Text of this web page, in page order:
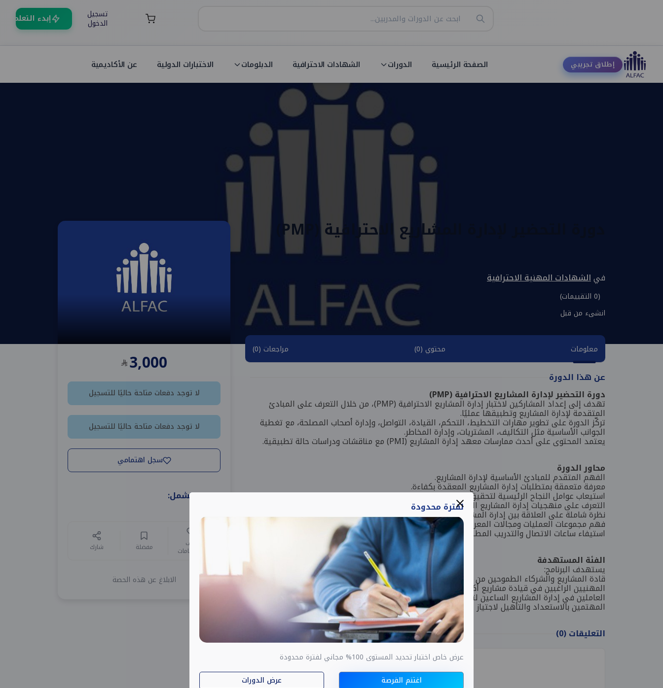
تسجيل
الدخول إبدء التعلم
إطلاق تجريبي الصفحة الرئيسية الدورات الشهادات الاحترافية الدبلومات الاختبارات الدولية عن الأكاديمية
دورة التحضير لإدارة المشاريع الاحترافية (PMP)
فيالشهادات المهنية الاحترافية
(0 التقييمات)
انشىء من قبل
معلومات محتوي (0) مراجعات (0)
عن هذا الدورة
دورة التحضير لإدارة المشاريع الاحترافية (PMP)
تهدف إلى إعداد المشاركين لاختبار إدارة المشاريع الاحترافية (PMP)، من خلال التعرف على المبادئ
المتقدمة لإدارة المشاريع وتطبيقها عمليًا.
تركّز الدورة على تطوير مهارات التخطيط، التحكم، القيادة، التواصل، وإدارة أصحاب المصلحة، مع تغطية
الجوانب الأساسية مثل التكاليف، المشتريات، وإدارة المخاطر.
يعتمد المحتوى على أحدث ممارسات معهد إدارة المشاريع (PMI) مع مناقشات ودراسات حالة تطبيقية.
محاور الدورة
الفهم المتقدم للمبادئ الأساسية لإدارة المشاريع.
معرفة متعمقة بمتطلبات إدارة المشاريع المعقدة بكفاءة.
استيعاب عوامل النجاح الرئيسية لتحقيق نتائج ناجحة للمشاريع.
التعرف على منهجيات إدارة المشاريع المختلفة ومتى يتم تطبيق كل منها.
نظرة شاملة على العلاقة بينإدارة المشاريع، البرامج، المحافظ، والعمليات.
فهم مجموعات العمليات ومجالات المعرفة وفق دليلPMBOK
.
استيفاء ساعات الاتصال والتدريب المطلوبة للتقدم لاختبار PMP المعتمد من PMI.
الفئة المستهدفة
يستهدف البرنامج:
قادة المشاريع والشركاء الطموحين من مختلف القطاعات.
المهنيين الراغبين في قيادة مشاريع أكثر تعقيدًا واحترافية.
العاملين في إدارة المشاريع الساعين لتعزيز مهاراتهم وترسيخ خبراتهم المهنية.
المهتمين بالاستعداد والتأهيل لاجتياز اختبار PMP
وتحقيق نمو وظيفي مستدام.
التعليقات(0)
3,000
لا توجد دفعات متاحة حاليًا للتسجيل
لا توجد دفعات متاحة حاليًا للتسجيل
سجل اهتمامي
الدورة تشمل:
أضف
للاهتمامات مفضلة شارك
الابلاغ عن هذه الحصة
لفترة محدودة
عرض خاص اختبار تحديد المستوى 100% مجاني لفترة محدودة
اغتنم الفرصة
عرض الدورات